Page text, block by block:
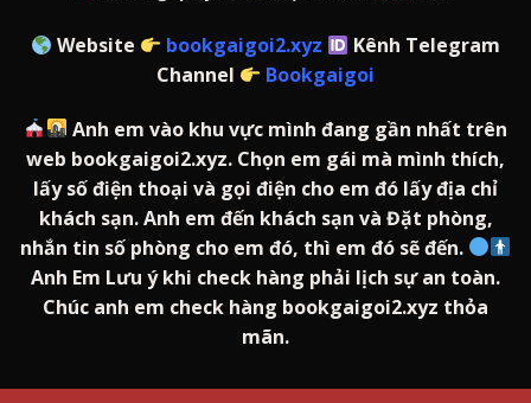
Website bookgaigoi2.xyz
Kênh Telegram
Channel
Bookgaigoi
Anh em vào khu vực mình đang gần nhất trên
web bookgaigoi2.xyz. Chọn em gái mà mình thích,
lấy số điện thoại và gọi điện cho em đó lấy địa chỉ
khách sạn. Anh em đến khách sạn và Đặt phòng,
nhắn tin số phòng cho em đó, thì em đó sẽ đến.
Anh Em Lưu ý khi check hàng phải lịch sự an toàn.
Chúc anh em check hàng bookgaigoi2.xyz thỏa
mãn.